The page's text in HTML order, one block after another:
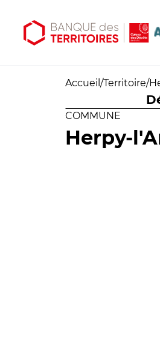
Accueil /Territoire/
COMMUNE
Herpy-